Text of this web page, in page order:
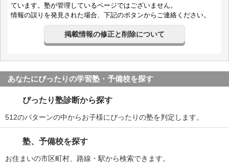
ています。塾が管理しているページではございません。
情報の誤りを発見された場合、下記のボタンからご連絡ください。
掲載情報の修正と削除について
あなたにぴったりの学習塾・予備校を探す
ぴったり塾診断から探す
512のパターンの中からお子様にぴったりの塾を判定します。
塾、予備校を探す
お住まいの市区町村、路線・駅から検索できます。